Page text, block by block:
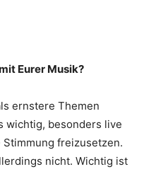
Eurer Musik?
ernstere Themen
wichtig, besonders live
freizusetzen.
nicht. Wichtig ist